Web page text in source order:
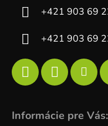
+421 903 69
+421 903 69
Informácie pre Vás: